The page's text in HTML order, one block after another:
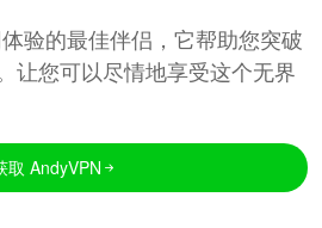
验的最佳伴侣，它帮助您突破
让您可以尽情地享受这个无界
取 AndyVPN